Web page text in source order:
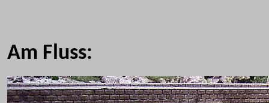
Am Fluss: